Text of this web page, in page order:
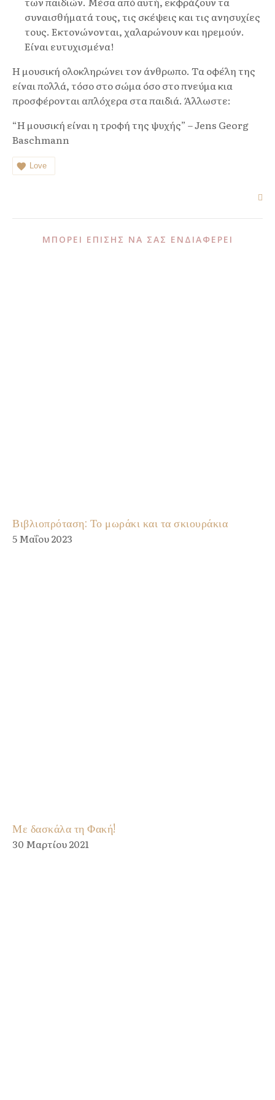
συναισθήματά τους, τις σκέψεις και τις ανησυχίες
τους. Εκτονώνονται, χαλαρώνουν και ηρεμούν.
Είναι ευτυχισμένα!
Η μουσική ολοκληρώνει τον άνθρωπο. Τα οφέλη της
είναι πολλά, τόσο στο σώμα όσο στο πνεύμα κια
προσφέρονται απλόχερα στα παιδιά. Άλλωστε:
“Η μουσική είναι η τροφή της ψυχής” – Jens Georg
Baschmann
Love
ΜΠΟΡΕΊ ΕΠΊΣΗΣ ΝΑ ΣΑΣ ΕΝΔΙΑΦΈΡΕΙ
Βιβλιοπρόταση: Το μωράκι και τα σκιουράκια
5 Μαΐου 2023
Με δασκάλα τη Φακή!
30 Μαρτίου 2021